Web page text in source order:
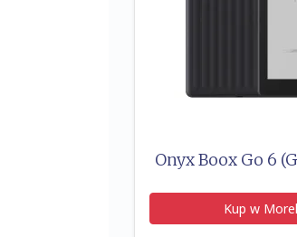
Onyx Boox Go 6
Kup w